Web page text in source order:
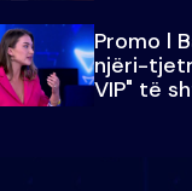
Promo l
njëri-
VIP" të